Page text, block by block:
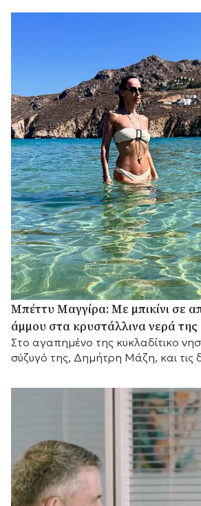
Μπέττυ Μαγγίρα: Με μπικίνι σε
άμμου στα κρυστάλλινα νερά της
Στο αγαπημένο της κυκλαδίτικο
σύζυγό της, Δημήτρη Μάζη, και τις
υποχρεώσεις.